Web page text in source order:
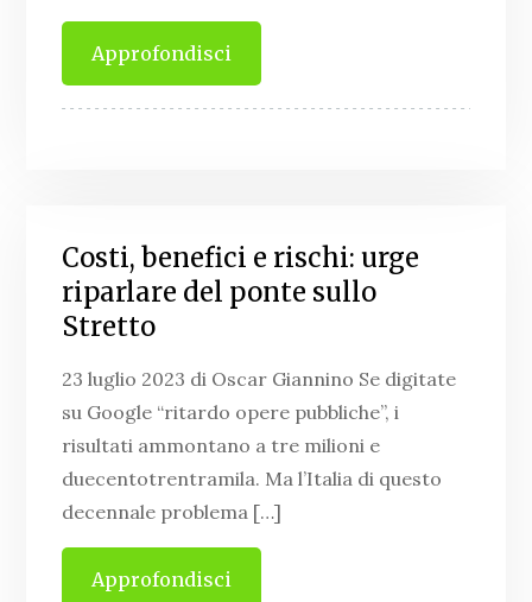
Approfondisci
Costi, benefici e rischi: urge
riparlare del ponte sullo
Stretto
23 luglio 2023 di Oscar Giannino Se digitate
su Google “ritardo opere pubbliche”, i
risultati ammontano a tre milioni e
duecentotrentramila. Ma l’Italia di questo
decennale problema […]
Approfondisci